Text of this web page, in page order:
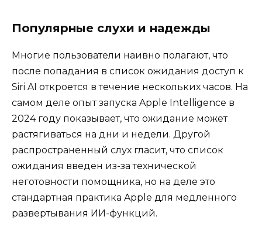
Популярные слухи и надежды
Многие пользователи наивно полагают, что
после попадания в список ожидания доступ к
Siri AI откроется в течение нескольких часов. На
самом деле опыт запуска Apple Intelligence в
2024 году показывает, что ожидание может
растягиваться на дни и недели. Другой
распространенный слух гласит, что список
ожидания введен из-за технической
неготовности помощника, но на деле это
стандартная практика Apple для медленного
развертывания ИИ-функций.